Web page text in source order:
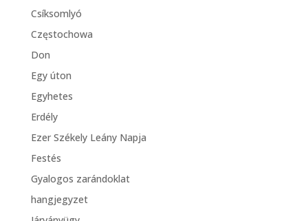
Csíksomlyó
Częstochowa
Don
Egy úton
Egyhetes
Erdély
Ezer Székely Leány Napja
Festés
Gyalogos zarándoklat
hangjegyzet